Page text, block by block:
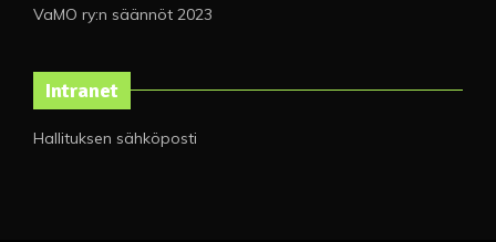
VaMO ry:n säännöt 2023
Intranet
Hallituksen sähköposti